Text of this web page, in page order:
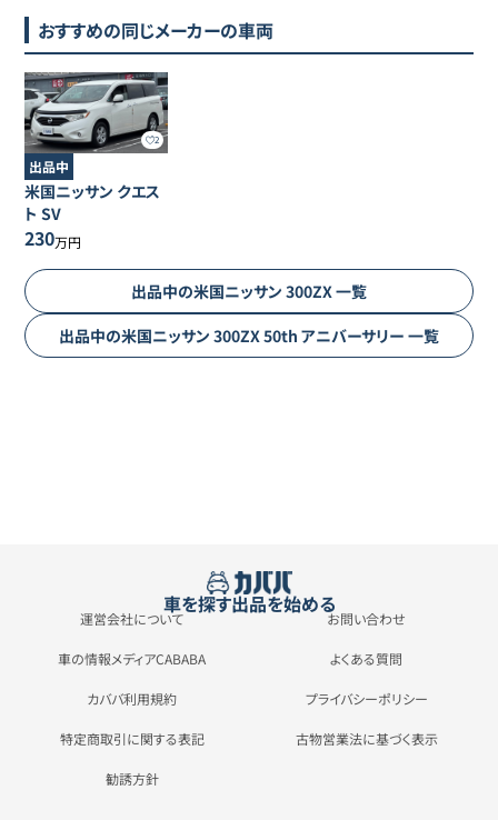
おすすめの同じメーカーの車両
2
出品中
米国ニッサン クエス
ト SV
230万円
出品中の米国ニッサン 300ZX一覧
出品中の米国ニッサン 300ZX50th アニバーサリー 一覧
車を探す出品を始める
運営会社について お問い合わせ
車の情報メディアCABABA よくある質問
カババ利用規約 プライバシーポリシー
特定商取引に関する表記 古物営業法に基づく表示
勧誘方針